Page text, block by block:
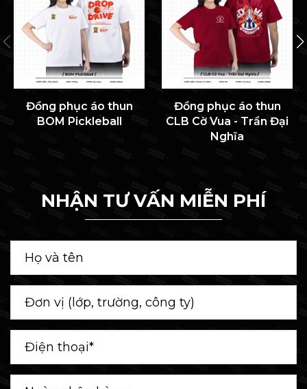
Đồng phục áo thun
BOM Pickleball
Đồng phục áo thun
CLB Cờ Vua - Trần Đại
Nghĩa
NHẬN TƯ VẤN MIỄN PHÍ